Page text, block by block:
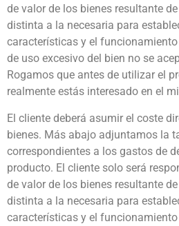
de valor de los bienes resultante
distinta a la necesaria para
características y el
de uso excesivo del bien no se
Rogamos que antes de utilizar el
realmente estás interesado en el
El cliente deberá asumir el coste
bienes. Más abajo adjuntamos la
correspondientes a los gastos de
producto. El cliente solo será
de valor de los bienes resultante
distinta a la necesaria para
características y el